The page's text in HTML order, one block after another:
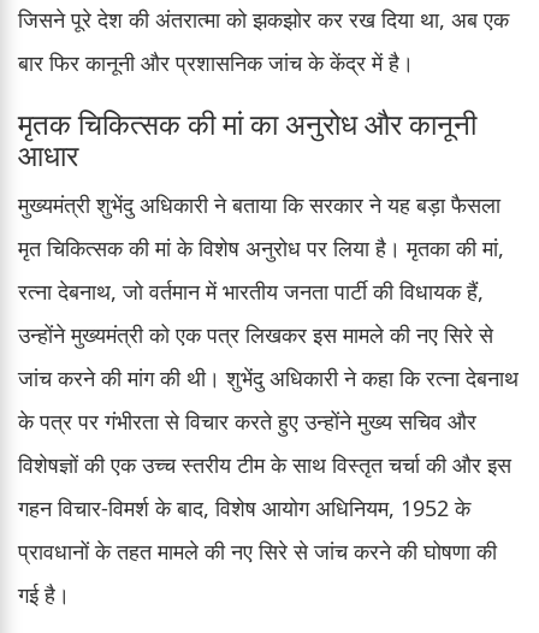
जिसने पूरे देश की अंतरात्मा को झकझोर कर रख दिया था, अब एक
बार फिर कानूनी और प्रशासनिक जांच के केंद्र में है।
मृतक चिकित्सक की मां का अनुरोध और कानूनी
आधार
मुख्यमंत्री शुभेंदु अधिकारी ने बताया कि सरकार ने यह बड़ा फैसला
मृत चिकित्सक की मां के विशेष अनुरोध पर लिया है। मृतका की मां,
रत्ना देबनाथ, जो वर्तमान में भारतीय जनता पार्टी की विधायक हैं,
उन्होंने मुख्यमंत्री को एक पत्र लिखकर इस मामले की नए सिरे से
जांच करने की मांग की थी। शुभेंदु अधिकारी ने कहा कि रत्ना देबनाथ
के पत्र पर गंभीरता से विचार करते हुए उन्होंने मुख्य सचिव और
विशेषज्ञों की एक उच्च स्तरीय टीम के साथ विस्तृत चर्चा की और इस
गहन विचार-विमर्श के बाद, विशेष आयोग अधिनियम, 1952 के
प्रावधानों के तहत मामले की नए सिरे से जांच करने की घोषणा की
गई है।